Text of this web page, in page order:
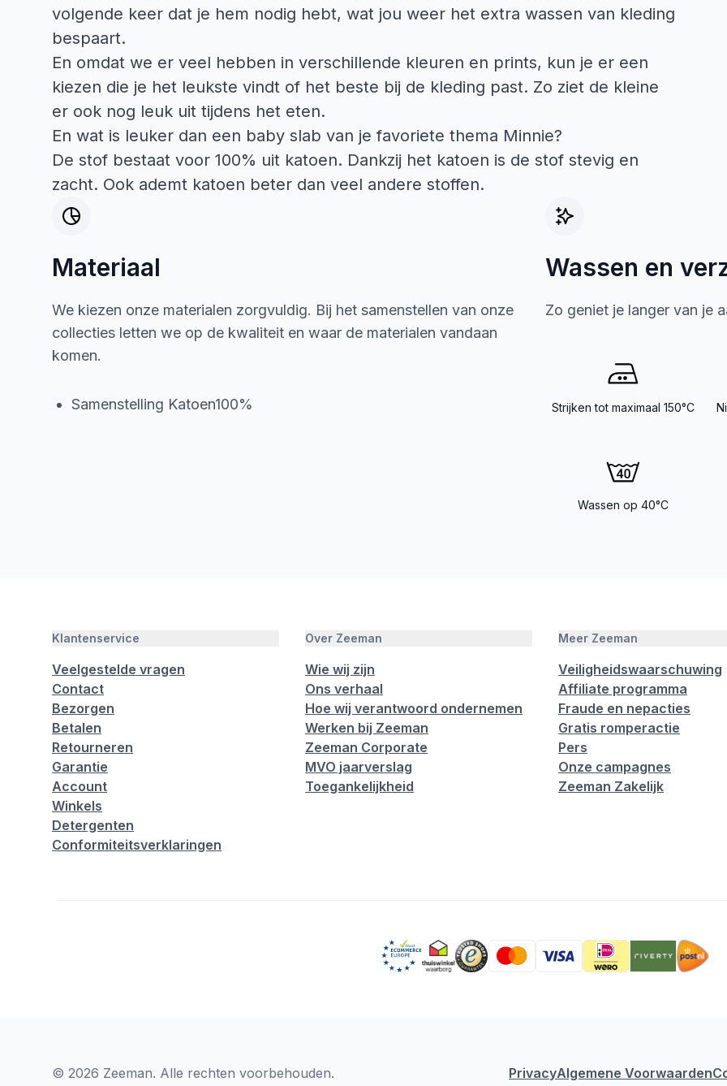
volgende keer dat je hem nodig hebt, wat jou weer het extra wassen van kleding
bespaart.
En omdat we er veel hebben in verschillende kleuren en prints, kun je er een
kiezen die je het leukste vindt of het beste bij de kleding past. Zo ziet de kleine
er ook nog leuk uit tijdens het eten.
En wat is leuker dan een baby slab van je favoriete thema Minnie?
De stof bestaat voor 100% uit katoen. Dankzij het katoen is de stof stevig en
zacht. Ook ademt katoen beter dan veel andere stoffen.
Materiaal
We kiezen onze materialen zorgvuldig. Bij het samenstellen van onze
collecties letten we op de kwaliteit en waar de materialen vandaan
komen.
Samenstelling Katoen100%
Wassen en
Zo geniet je langer van je
Strijken tot maximaal 150°C
Wassen op 40°C
Klantenservice
Veelgestelde vragen
Contact
Bezorgen
Betalen
Retourneren
Garantie
Account
Winkels
Detergenten
Conformiteitsverklaringen
Over Zeeman
Wie wij zijn
Ons verhaal
Hoe wij verantwoord ondernemen
Werken bij Zeeman
Zeeman Corporate
MVO jaarverslag
Toegankelijkheid
Meer Zeeman
Veiligheidswaarschuwing
Affiliate programma
Fraude en nepacties
Gratis romperactie
Pers
Onze campagnes
Zeeman Zakelijk
© 2026 Zeeman. Alle rechten voorbehouden. PrivacyAlgemene Voorwaarden